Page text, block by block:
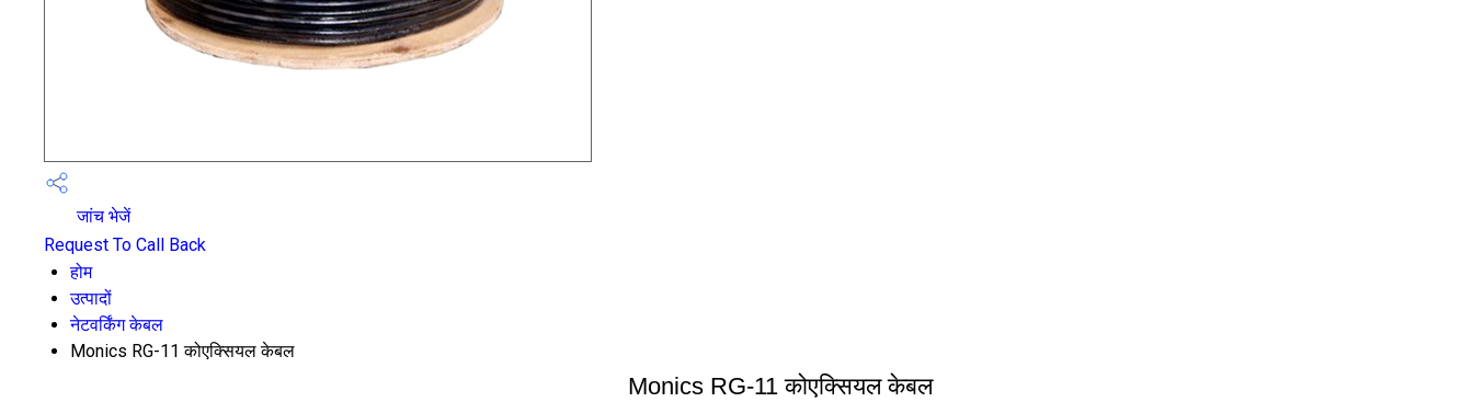
जांच भेजें
Request To Call Back
होम
उत्पादों
नेटवर्किंग केबल
Monics RG-11 कोएक्सियल केबल
Monics RG-11 कोएक्सियल केबल